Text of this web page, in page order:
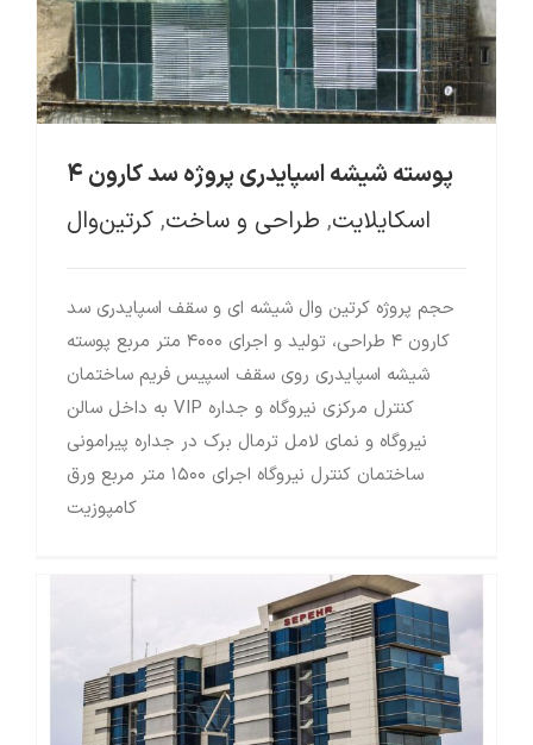
پوسته شیشه اسپایدری پروژه سد کارون ۴
اسکایلایت, طراحی و ساخت, کرتین‌وال
حجم پروژه کرتین وال شیشه ای و سقف اسپایدری سد
کارون ۴ طراحی، تولید و اجرای ۴۰۰۰ متر مربع پوسته
شیشه اسپایدری روی سقف اسپیس فریم ساختمان
کنترل مرکزی نیروگاه و جداره VIP به داخل سالن
نیروگاه و نمای لامل ترمال برک در جداره پیرامونی
ساختمان کنترل نیروگاه اجرای ۱۵۰۰ متر مربع ورق
کامپوزیت